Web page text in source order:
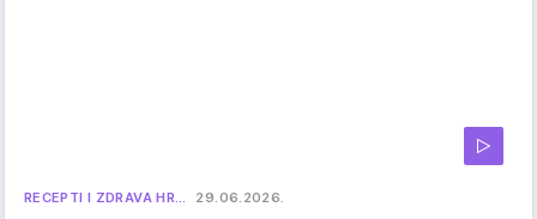
RECEPTI I ZDRAVA HR… 29.06.2026.